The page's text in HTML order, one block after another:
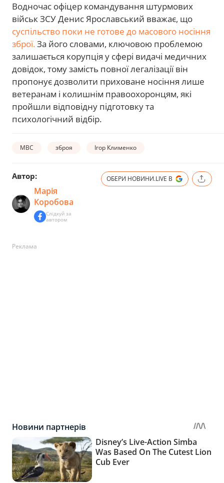
Водночас офіцер командування штурмових
військ ЗСУ Денис Ярославський вважає, що
суспільство поки не готове до масового носіння
зброї.За його словами, ключовою проблемою
залишається корупція у сфері видачі медичних
довідок, тому замість повної легалізації він
пропонує дозволити приховане носіння лише
ветеранам і колишнім правоохоронцям, які
пройшли відповідну підготовку та
психологічний відбір.
МВС зброя Ігор Клименко
Автор:
Марія
Коробова
Слідкуй за
автором
ОБЕРИ НОВИНИ.LIVE В
Реклама